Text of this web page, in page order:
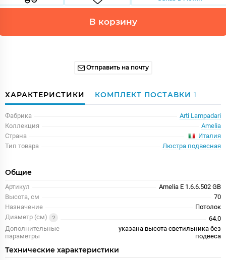
В корзину
Отправить на почту
ХАРАКТЕРИСТИКИ КОМПЛЕКТ ПОСТАВКИ 1
Фабрика
Arti Lampadari
Коллекция
Amelia
Страна
Италия
Тип товара
Люстра подвесная
Общие
Артикул
Amelia E 1.6.6.502 GB
Высота, см
70
Назначение
Потолок
Диаметр (см)
64.0
Дополнительные
параметры
указана высота светильника без
подвеса
Технические характеристики